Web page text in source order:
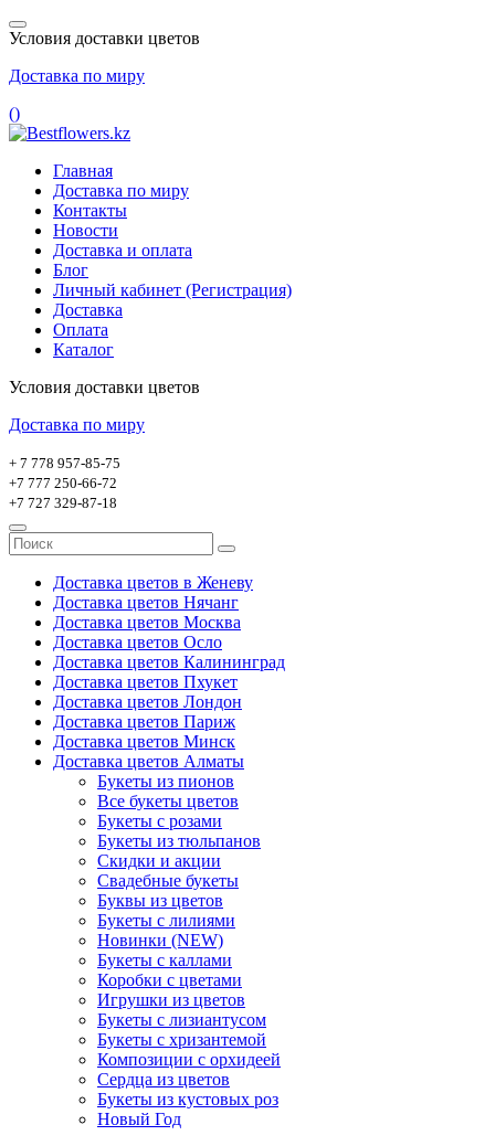
Условия доставки цветов
Доставка по миру
()
Главная
Доставка по миру
Контакты
Новости
Доставка и оплата
Блог
Личный кабинет (Регистрация)
Доставка
Оплата
Каталог
Условия доставки цветов
Доставка по миру
+ 7 778 957-85-75
+7 777 250-66-72
+7 727 329-87-18
Доставка цветов в Женеву
Доставка цветов Нячанг
Доставка цветов Москва
Доставка цветов Осло
Доставка цветов Калининград
Доставка цветов Пхукет
Доставка цветов Лондон
Доставка цветов Париж
Доставка цветов Минск
Доставка цветов Алматы
Букеты из пионов
Все букеты цветов
Букеты с розами
Букеты из тюльпанов
Скидки и акции
Свадебные букеты
Буквы из цветов
Букеты с лилиями
Новинки (NEW)
Букеты с каллами
Коробки с цветами
Игрушки из цветов
Букеты с лизиантусом
Букеты с хризантемой
Композиции с орхидеей
Сердца из цветов
Букеты из кустовых роз
Новый Год